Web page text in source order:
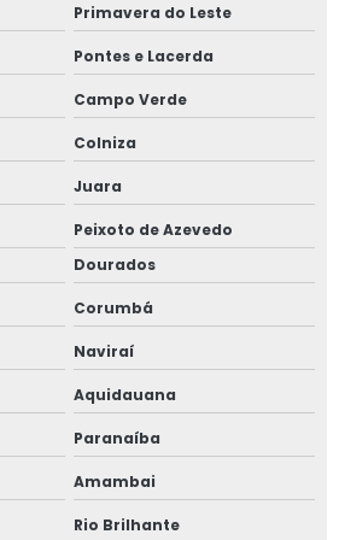
Primavera do Leste
Pontes e Lacerda
Campo Verde
Colniza
Juara
Peixoto de Azevedo
Dourados
Corumbá
Naviraí
Aquidauana
Paranaíba
Amambai
Rio Brilhante